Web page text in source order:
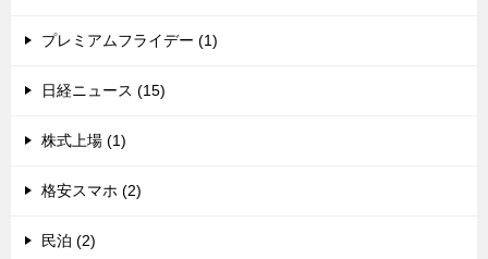
プレミアムフライデー (1)
日経ニュース (15)
株式上場 (1)
格安スマホ (2)
民泊 (2)